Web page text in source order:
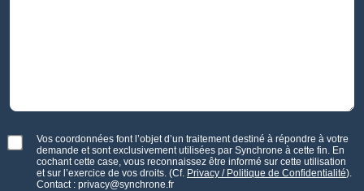
Vos coordonnées font l’objet d’un traitement destiné à répondre à votre
demande et sont exclusivement utilisées par Synchrone à cette fin. En
cochant cette case, vous reconnaissez être informé sur cette utilisation
et sur l’exercice de vos droits. (Cf. Privacy / Politique de Confidentialité).
Contact : privacy@synchrone.fr